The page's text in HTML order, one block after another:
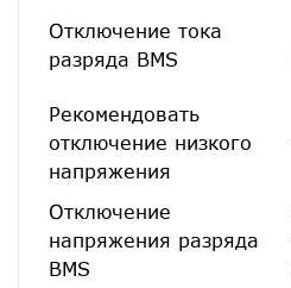
Отключение тока
разряда BMS
Рекомендовать
отключение низкого
напряжения
Отключение
напряжения разряда
BMS